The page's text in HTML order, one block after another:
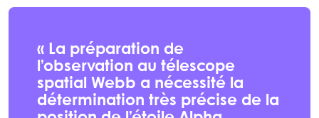
« La préparation de
l’observation au télescope
spatial Webb a nécessité la
détermination très précise de la